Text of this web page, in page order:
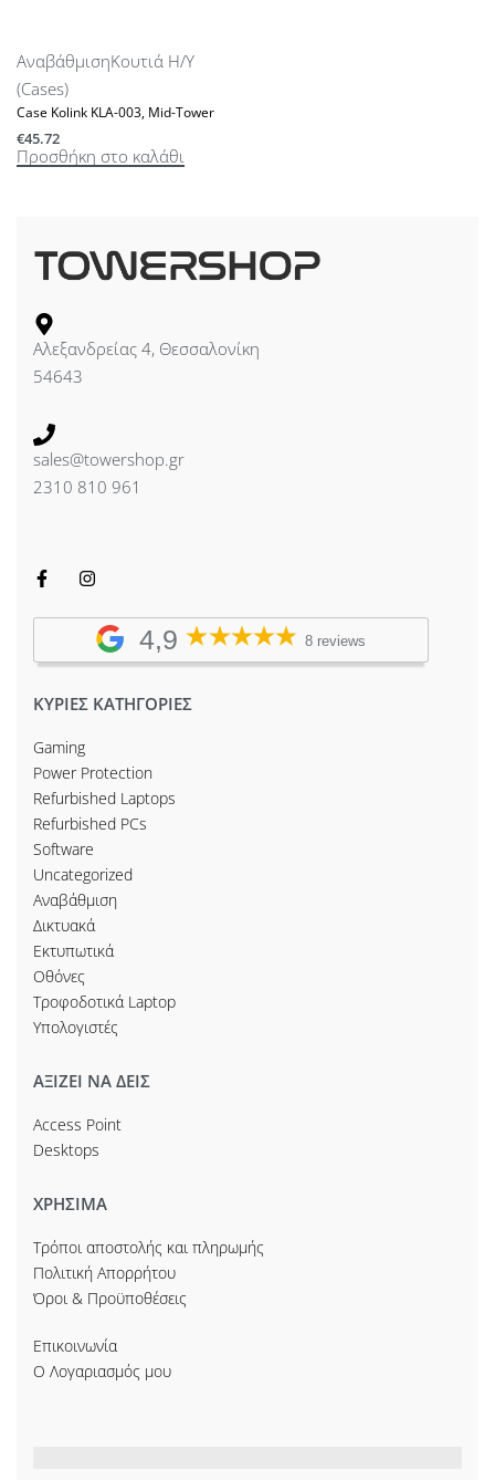
ΑναβάθμισηΚουτιά Η/Υ
(Cases)
Case Kolink KLA-003, Mid-Tower
€45.72
Προσθήκη στο καλάθι
Αλεξανδρείας 4, Θεσσαλονίκη
54643
sales@towershop.gr
2310 810 961
4,9 8 reviews
ΚΥΡΙΕΣ ΚΑΤΗΓΟΡΙΕΣ
Gaming
Power Protection
Refurbished Laptops
Refurbished PCs
Software
Uncategorized
Αναβάθμιση
Δικτυακά
Εκτυπωτικά
Οθόνες
Τροφοδοτικά Laptop
Υπολογιστές
ΑΞΙΖΕΙ ΝΑ ΔΕΙΣ
Access Point
Desktops
ΧΡΗΣΙΜΑ
Τρόποι αποστολής και πληρωμής
Πολιτική Απορρήτου
Όροι & Προϋποθέσεις
Επικοινωνία
Ο Λογαριασμός μου